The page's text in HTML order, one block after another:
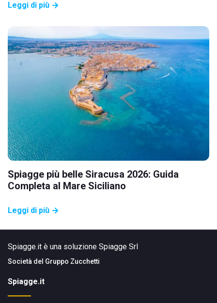
Leggi di più
Spiagge più belle Siracusa 2026: Guida
Completa al Mare Siciliano
Leggi di più
Spiagge.it è una soluzione Spiagge Srl
Società del Gruppo Zucchetti
Spiagge.it